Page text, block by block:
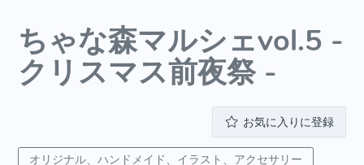
ちゃな森マルシェvol.5 -
クリスマス前夜祭 -
お気に入りに登録
オリジナル、ハンドメイド、イラスト、アクセサリー